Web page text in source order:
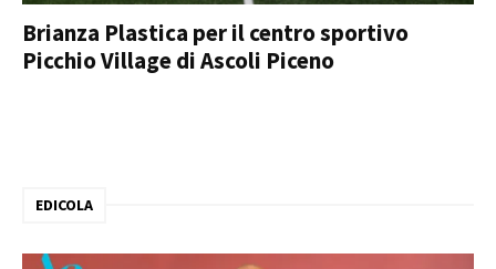
Brianza Plastica per il centro sportivo
Picchio Village di Ascoli Piceno
EDICOLA